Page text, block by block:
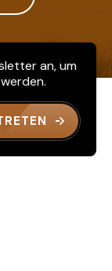
an, um